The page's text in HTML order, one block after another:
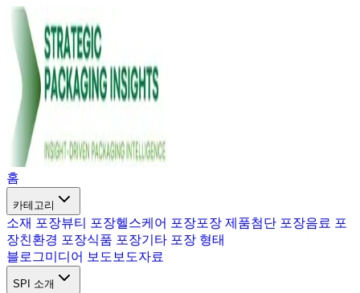
홈
카테고리
소재 포장뷰티 포장헬스케어 포장포장 제품첨단 포장음료 포
장친환경 포장식품 포장기타 포장 형태
블로그미디어 보도보도자료
SPI 소개